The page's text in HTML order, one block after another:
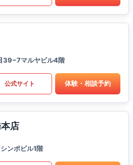
39−7マルヤビル4階
公式サイト 体験・相談予約
店
ンポビル1階